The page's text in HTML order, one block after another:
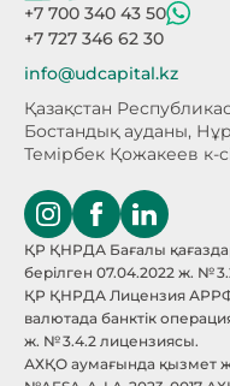
+7 700 340 43 50
+7 727 346 62 30
info@udcapital.kz
Қазақстан
Бостандық ауданы,
Темірбек Қожакеев к-
ҚР ҚНРДА Бағалы
берілген 07.04.2022 ж. №
ҚР ҚНРДА Лицензия
валютада банктік
ж. № 3.4.2 лицензиясы.
АХҚО аумағында қызмет